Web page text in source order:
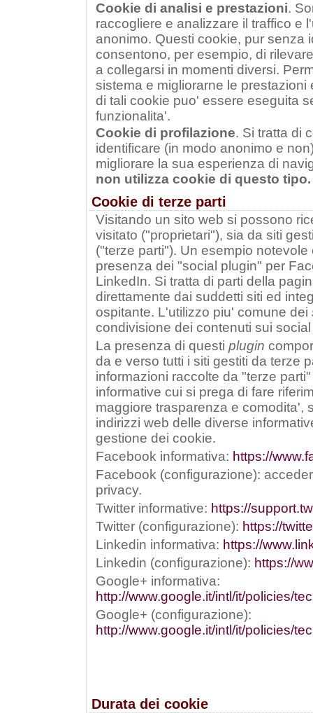
Cookie di analisi e prestazioni.
raccogliere e analizzare il traffico e
anonimo. Questi cookie, pur senza
consentono, per esempio, di
a collegarsi in momenti diversi.
sistema e migliorarne le
di tali cookie puo' essere eseguita
funzionalita'.
Cookie di profilazione. Si tratta di
identificare (in modo anonimo e
migliorare la sua esperienza di
non utilizza cookie di questo tipo.
Cookie di terze parti
Visitando un sito web si possono
visitato ("proprietari"), sia da siti
("terze parti"). Un esempio
presenza dei "social plugin" per
LinkedIn. Si tratta di parti della
direttamente dai suddetti siti ed
ospitante. L'utilizzo piu' comune dei
condivisione dei contenuti sui
La presenza di questi plugin
da e verso tutti i siti gestiti da terze
informazioni raccolte da "terze
informative cui si prega di fare
maggiore trasparenza e comodita',
indirizzi web delle diverse
gestione dei cookie.
Facebook informativa: https://
Facebook (configurazione):
privacy.
Twitter informative: https://
Twitter (configurazione): https://
Linkedin informativa: https://
Linkedin (configurazione): https://
Google+ informativa:
http://www.google.it/intl/it/policies/
Google+ (configurazione):
http://www.google.it/intl/it/policies/
Durata dei cookie